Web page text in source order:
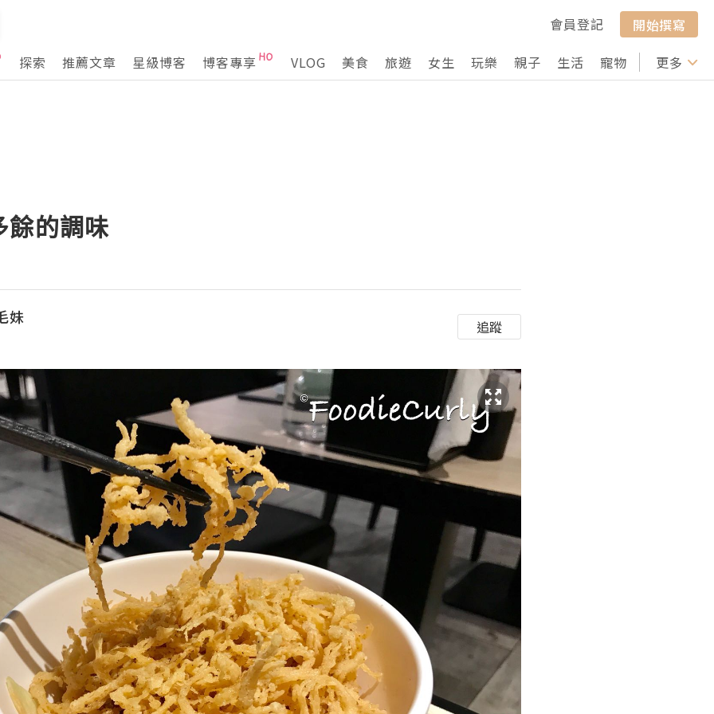
會員登記
開始撰寫
探索
推薦文章 星級博客 博客專享 VLOG 美食 旅遊 女生 玩樂 親子 生活 寵物 行山 打卡
更多
餘的調味
妹 追蹤